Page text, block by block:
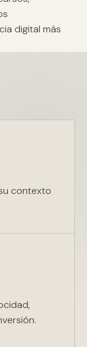
digital más
contexto